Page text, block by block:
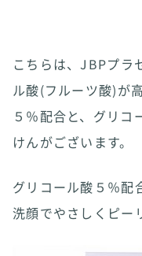
こちらは、JBPプラ
ル酸(フルーツ酸)が
５％配合と、グリコ
けんがございます。
グリコール酸５％配
洗顔でやさしくピー